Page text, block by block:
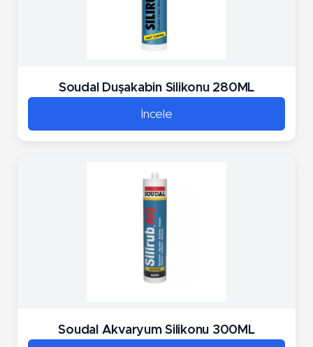
Soudal Duşakabin Silikonu 280ML
İncele
Soudal Akvaryum Silikonu 300ML